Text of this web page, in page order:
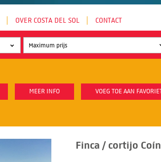
OVER COSTA DEL SOL CONTACT
MEER INFO VOEG TOE AAN
Finca / cortijo